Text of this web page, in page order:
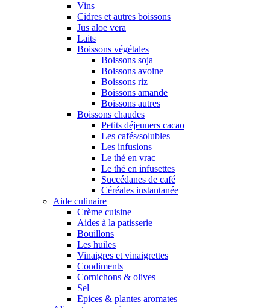
Vins
Cidres et autres boissons
Jus aloe vera
Laits
Boissons végétales
Boissons soja
Boissons avoine
Boissons riz
Boissons amande
Boissons autres
Boissons chaudes
Petits déjeuners cacao
Les cafés/solubles
Les infusions
Le thé en vrac
Le thé en infusettes
Succédanes de café
Céréales instantanée
Aide culinaire
Crème cuisine
Aides à la patisserie
Bouillons
Les huiles
Vinaigres et vinaigrettes
Condiments
Cornichons & olives
Sel
Epices & plantes aromates